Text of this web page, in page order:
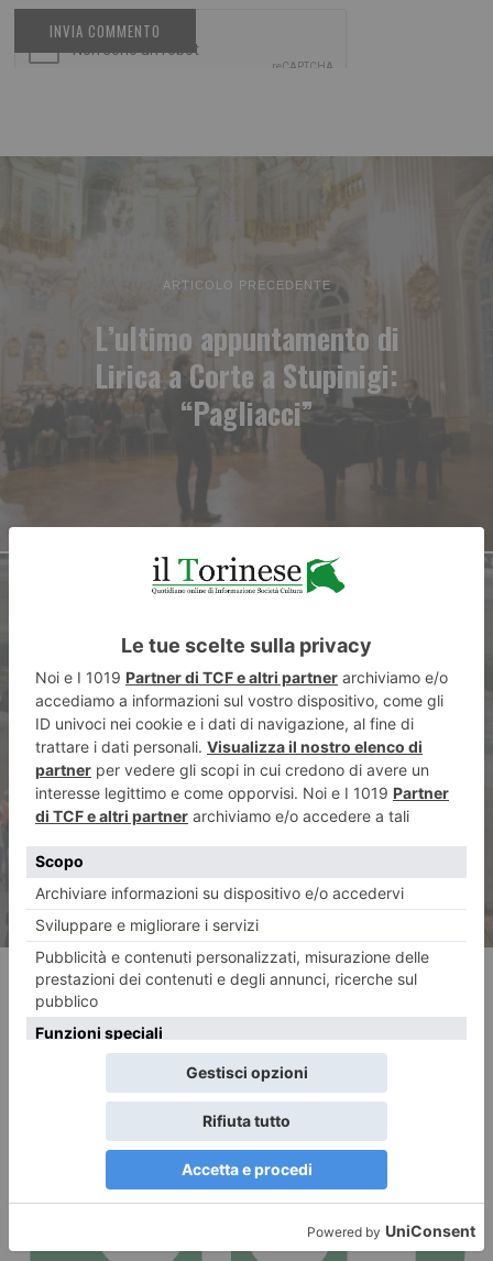
ARTICOLO PRECEDENTE
L’ultimo appuntamento di
Lirica a Corte a Stupinigi:
“Pagliacci”
ARTICOLO SUCCESSIVO
Gran Premio Costa Azzurra con
12 stelle a Vinovo